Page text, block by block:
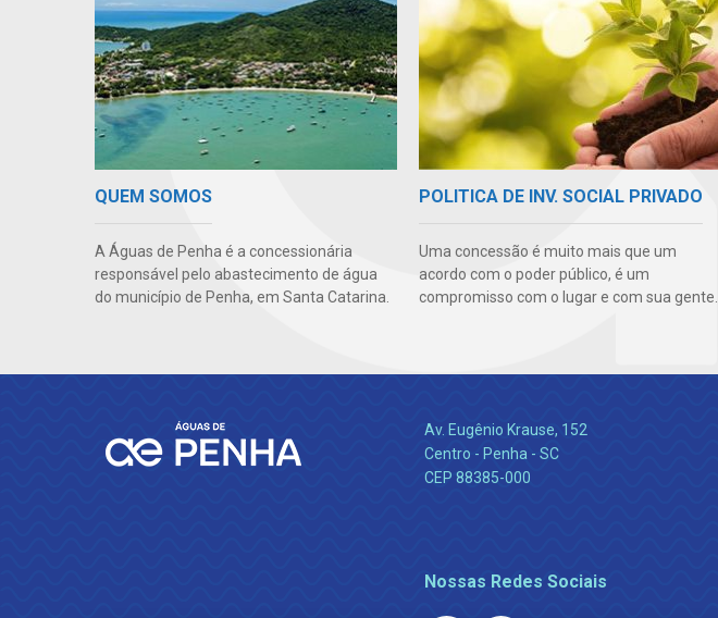
QUEM SOMOS
A Águas de Penha é a concessionária
responsável pelo abastecimento de água
do município de Penha, em Santa Catarina.
POLITICA DE INV. SOCIAL PRIVADO
Uma concessão é muito mais que um
acordo com o poder público, é um
compromisso com o lugar e com sua gente.
Av. Eugênio Krause, 152
Centro - Penha - SC
CEP 88385-000
Nossas Redes Sociais